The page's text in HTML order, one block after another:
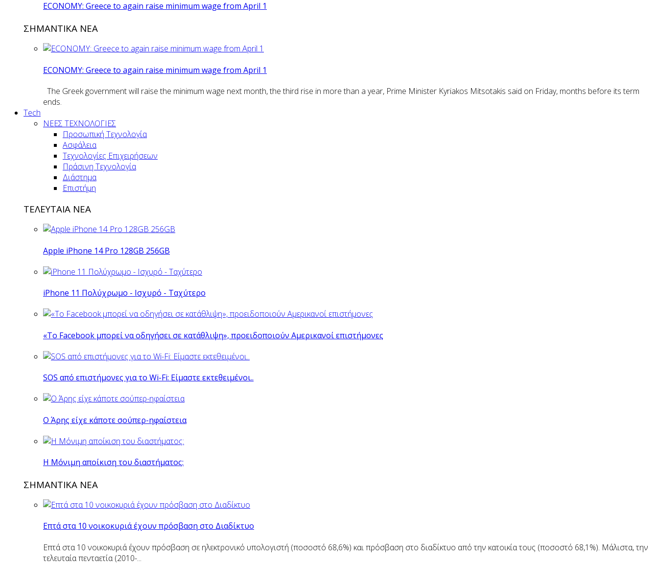
ECONOMY: Greece to again raise minimum wage from April 1
ΣΗΜΑΝΤΙΚΑ ΝΕΑ
ECONOMY: Greece to again raise minimum wage from April 1
The Greek government will raise the minimum wage next month, the third rise in more than a year, Prime Minister Kyriakos Mitsotakis said on Friday, months before its term
ends.
Tech
ΝΕΕΣ ΤΕΧΝΟΛΟΓΙΕΣ
Προσωπική Τεχνολογία
Ασφάλεια
Τεχνολογίες Επιχειρήσεων
Πράσινη Τεχνολογία
Διάστημα
Επιστήμη
ΤΕΛΕΥΤΑΙΑ ΝΕΑ
Apple iPhone 14 Pro 128GB 256GB
iPhone 11 Πολύχρωμο - Ισχυρό - Ταχύτερο
«Το Facebook μπορεί να οδηγήσει σε κατάθλιψη», προειδοποιούν Αμερικανοί επιστήμονες
SOS από επιστήμονες για το Wi-Fi: Είμαστε εκτεθειμένοι..
O Άρης είχε κάποτε σούπερ-ηφαίστεια
H Mόνιμη αποίκιση του διαστήματος:
ΣΗΜΑΝΤΙΚΑ ΝΕΑ
Επτά στα 10 νοικοκυριά έχουν πρόσβαση στο Διαδίκτυο
Επτά στα 10 νοικοκυριά έχουν πρόσβαση σε ηλεκτρονικό υπολογιστή (ποσοστό 68,6%) και πρόσβαση στο διαδίκτυο από την κατοικία τους (ποσοστό 68,1%). Μάλιστα, την
τελευταία πενταετία (2010-...